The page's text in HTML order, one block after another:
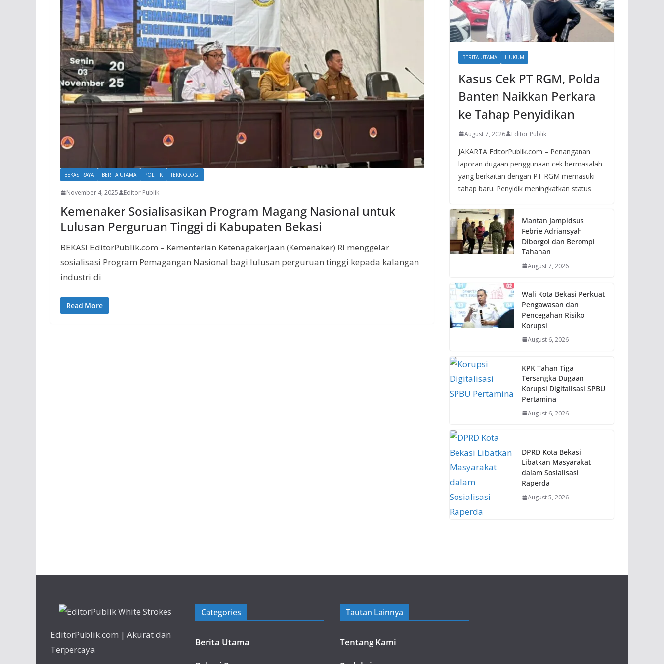
BEKASI RAYA BERITA UTAMA POLITIK TEKNOLOGI
November 4, 2025 Editor Publik
Kemenaker Sosialisasikan Program Magang Nasional untuk
Lulusan Perguruan Tinggi di Kabupaten Bekasi
BEKASI EditorPublik.com – Kementerian Ketenagakerjaan (Kemenaker) RI menggelar
sosialisasi Program Pemagangan Nasional bagi lulusan perguruan tinggi kepada kalangan
industri di
Read More
BERITA UTAMA HUKUM
Kasus Cek PT RGM, Polda
Banten Naikkan Perkara
ke Tahap Penyidikan
August 7, 2026 Editor Publik
JAKARTA EditorPublik.com – Penanganan
laporan dugaan penggunaan cek bermasalah
yang berkaitan dengan PT RGM memasuki
tahap baru. Penyidik meningkatkan status
Mantan Jampidsus
Febrie Adriansyah
Diborgol dan Berompi
Tahanan
August 7, 2026
Wali Kota Bekasi Perkuat
Pengawasan dan
Pencegahan Risiko
Korupsi
August 6, 2026
KPK Tahan Tiga
Tersangka Dugaan
Korupsi Digitalisasi SPBU
Pertamina
August 6, 2026
DPRD Kota Bekasi
Libatkan Masyarakat
dalam Sosialisasi
Raperda
August 5, 2026
EditorPublik.com | Akurat dan
Terpercaya
Categories
Berita Utama
Tautan Lainnya
Tentang Kami